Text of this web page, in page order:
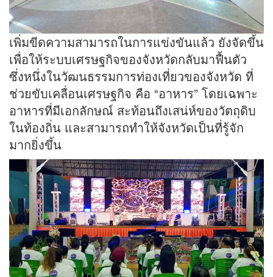
เพิ่มขีดความสามารถในการแข่งขันแล้ว ยังจัดขึ้น
เพื่อให้ระบบเศรษฐกิจของจังหวัดกลับมาฟื้นตัว
ซึ่งหนึ่งในวัฒนธรรมการท่องเที่ยวของจังหวัด ที่
ช่วยขับเคลื่อนเศรษฐกิจ คือ “อาหาร” โดยเฉพาะ
อาหารที่มีเอกลักษณ์ สะท้อนถึงเสน่ห์ของวัตถุดิบ
ในท้องถิ่น และสามารถทำให้จังหวัดเป็นที่รู้จัก
มากยิ่งขึ้น